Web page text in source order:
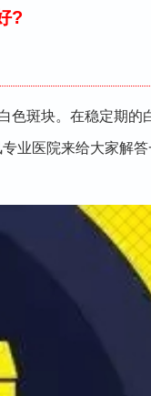
?
色斑块。在稳定期的
业医院来给大家解答